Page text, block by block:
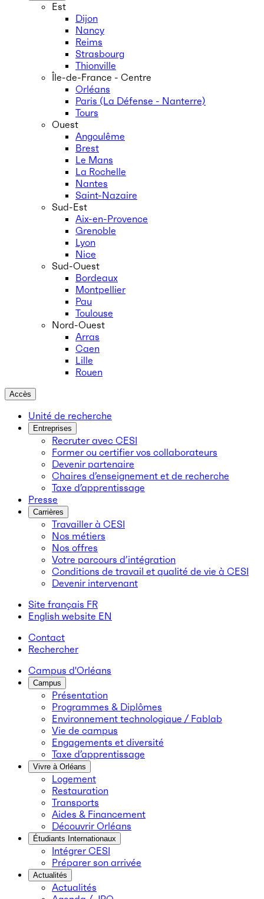
Est
Dijon
Nancy
Reims
Strasbourg
Thionville
Île-de-France - Centre
Orléans
Paris (La Défense - Nanterre)
Tours
Ouest
Angoulême
Brest
Le Mans
La Rochelle
Nantes
Saint-Nazaire
Sud-Est
Aix-en-Provence
Grenoble
Lyon
Nice
Sud-Ouest
Bordeaux
Montpellier
Pau
Toulouse
Nord-Ouest
Arras
Caen
Lille
Rouen
Accès
Unité de recherche
Entreprises
Recruter avec CESI
Former ou certifier vos collaborateurs
Devenir partenaire
Chaires d’enseignement et de recherche
Taxe d’apprentissage
Presse
Carrières
Travailler à CESI
Nos métiers
Nos offres
Votre parcours d’intégration
Conditions de travail et qualité de vie à CESI
Devenir intervenant
Site français FR
English website EN
Contact
Rechercher
Campus d'Orléans
Campus
Présentation
Programmes & Diplômes
Environnement technologique / Fablab
Vie de campus
Engagements et diversité
Taxe d’apprentissage
Vivre à Orléans
Logement
Restauration
Transports
Aides & Financement
Découvrir Orléans
Étudiants Internationaux
Intégrer CESI
Préparer son arrivée
Actualités
Actualités